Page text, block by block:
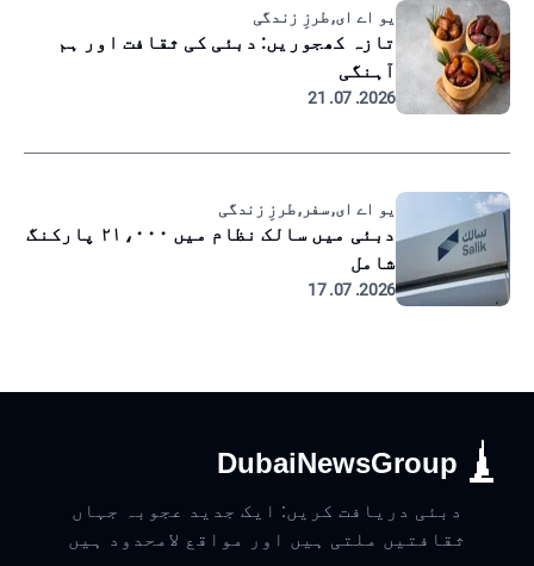
یو اے ای, طرزِ زندگی
تازہ کھجوریں: دبئی کی ثقافت اور ہم
آہنگی
2026. 07. 21
یو اے ای, سفر, طرزِ زندگی
دبئی میں سالک نظام میں ۲۱،۰۰۰ پارکنگ
شامل
2026. 07. 17
DubaiNewsGroup
دبئی دریافت کریں: ایک جدید عجوبہ جہاں
ثقافتیں ملتی ہیں اور مواقع لامحدود ہیں